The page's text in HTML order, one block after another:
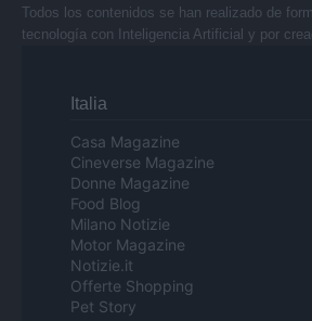
Todos los contenidos se han realizado de
tecnología con Inteligencia Artificial y por
Italia
Casa Magazine
Cineverse Magazine
Donne Magazine
Food Blog
Milano Notizie
Motor Magazine
Notizie.it
Offerte Shopping
Pet Story